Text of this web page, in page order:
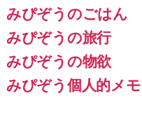
みぴぞうのごはん
みぴぞうの旅行
みぴぞうの物欲
みぴぞう個人的メモ